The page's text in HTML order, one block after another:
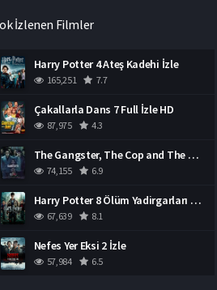
İzlenen Filmler
Harry Potter 4 Ateş Kadehi İzle
165,251 7.7
Çakallarla Dans 7 Full İzle HD
87,975 4.3
The Gangster, The Cop and The Devil Türkçe Dublaj İzle
74,155 6.9
Harry Potter 8 Ölüm Yadirgarları Bölüm 2 İzle
67,639 8.1
Nefes Yer Eksi 2 İzle
57,984 6.5